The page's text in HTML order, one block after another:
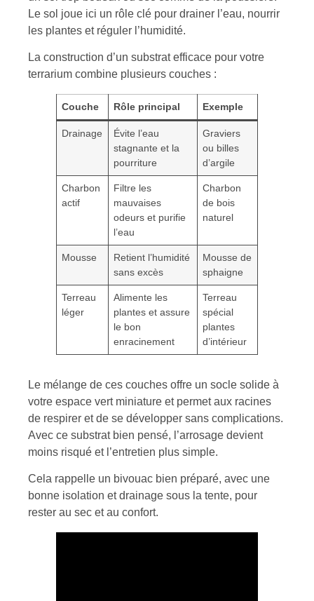
Le sol joue ici un rôle clé pour drainer l’eau, nourrir
les plantes et réguler l’humidité.
La construction d’un substrat efficace pour votre
terrarium combine plusieurs couches :
Couche Rôle principal Exemple
Drainage
Évite l’eau
stagnante et la
pourriture
Graviers
ou billes
d’argile
Charbon
actif
Filtre les
mauvaises
odeurs et purifie
l’eau
Charbon
de bois
naturel
Mousse
Retient l’humidité
sans excès
Mousse de
sphaigne
Terreau
léger
Alimente les
plantes et assure
le bon
enracinement
Terreau
spécial
plantes
d’intérieur
Le mélange de ces couches offre un socle solide à
votre espace vert miniature et permet aux racines
de respirer et de se développer sans complications.
Avec ce substrat bien pensé, l’arrosage devient
moins risqué et l’entretien plus simple.
Cela rappelle un bivouac bien préparé, avec une
bonne isolation et drainage sous la tente, pour
rester au sec et au confort.